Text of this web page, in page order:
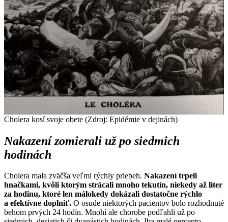
Cholera kosí svoje obete (Zdroj: Epidémie v dejinách)
Nakazení zomierali už po siedmich
hodinách
Cholera mala zväčša veľmi rýchly priebeh. Nakazení trpeli
hnačkami, kvôli ktorým strácali mnoho tekutín, niekedy až liter
za hodinu, ktoré len málokedy dokázali dostatočne rýchlo
a efektívne doplniť. O osude niektorých pacientov bolo rozhodnuté
behom prvých 24 hodín. Mnohí ale chorobe podľahli už po